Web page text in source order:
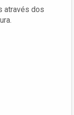
através dos